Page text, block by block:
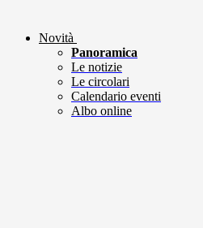
Novità
Panoramica
Le notizie
Le circolari
Calendario eventi
Albo online